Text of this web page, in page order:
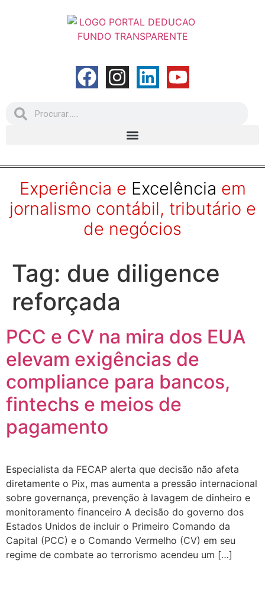
Experiência e Excelência em
jornalismo contábil, tributário e
de negócios
Tag: due diligence
reforçada
PCC e CV na mira dos EUA
elevam exigências de
compliance para bancos,
fintechs e meios de
pagamento
Especialista da FECAP alerta que decisão não afeta
diretamente o Pix, mas aumenta a pressão internacional
sobre governança, prevenção à lavagem de dinheiro e
monitoramento financeiro A decisão do governo dos
Estados Unidos de incluir o Primeiro Comando da
Capital (PCC) e o Comando Vermelho (CV) em seu
regime de combate ao terrorismo acendeu um […]